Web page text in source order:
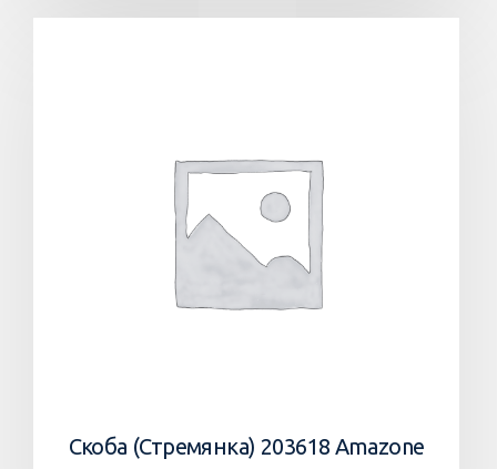
Скоба (Стремянка) 203618 Amazone